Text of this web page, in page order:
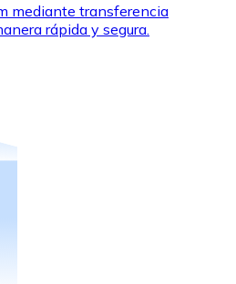
Mastercard para comprar
de tus marcas favoritas con
regalo
mediante transferencia
rápida y segura.